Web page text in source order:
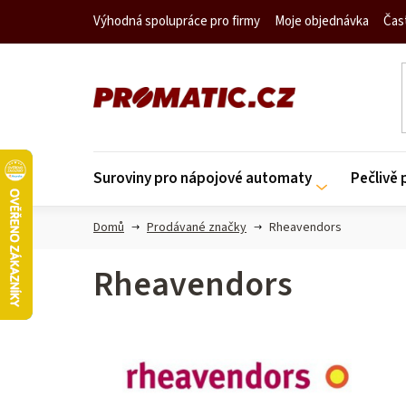
obsah
Výhodná spolupráce pro firmy Moje objednávka
Suroviny pro nápojové automaty Pečlivě
Domů Prodávané značky Rheavendors
Rheavendors